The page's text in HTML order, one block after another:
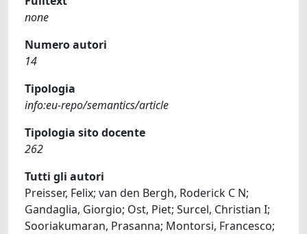
none
Numero autori
14
Tipologia
info:eu-repo/semantics/article
Tipologia sito docente
262
Tutti gli autori
Preisser, Felix; van den Bergh, Roderick C N;
Gandaglia, Giorgio; Ost, Piet; Surcel, Christian I;
Sooriakumaran, Prasanna; Montorsi, Francesco;